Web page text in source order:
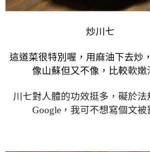
炒川七
這道菜很特別喔，用麻油下去炒
像山蘇但又不像，比較軟嫩
川七對人體的功效挺多，礙於法
Google，我可不想寫個文被